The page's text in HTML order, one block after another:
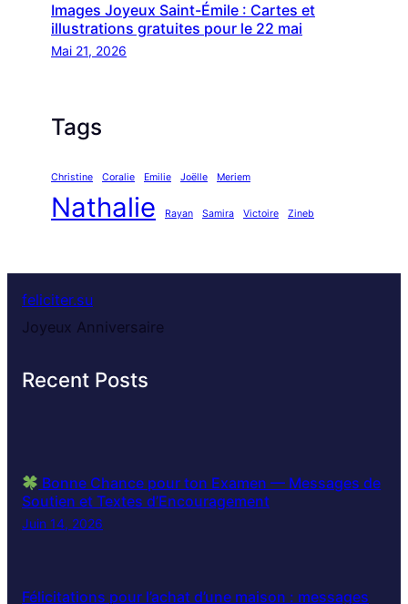
Images Joyeux Saint-Émile : Cartes et
illustrations gratuites pour le 22 mai
Mai 21, 2026
Tags
Christine Coralie Emilie Joëlle Meriem
Nathalie Rayan Samira Victoire Zineb
feliciter.su
Joyeux Anniversaire
Recent Posts
Bonne Chance pour ton Examen — Messages de
Soutien et Textes d’Encouragement
Juin 14, 2026
Félicitations pour l’achat d’une maison : messages